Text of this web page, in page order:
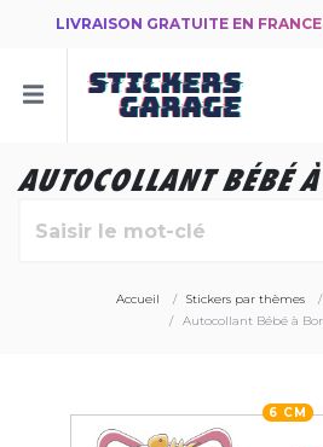
LIVRAISON GRATUITE EN
AUTOCOLLANT BÉBÉ
Accueil Stickers par thèmes
Autocollant Bébé à
6 CM